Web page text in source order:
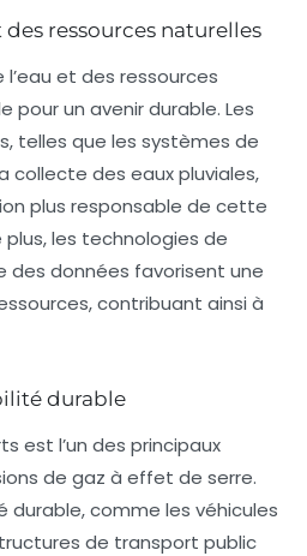
des ressources naturelles
et des ressources
pour un avenir durable. Les
telles que les systèmes de
collecte des eaux pluviales,
plus responsable de cette
les technologies de
des données favorisent une
contribuant ainsi à
durable
est l’un des principaux
de gaz à effet de serre.
durable, comme les véhicules
de transport public